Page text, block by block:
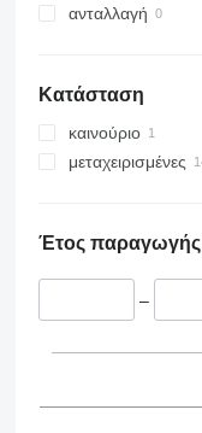
ανταλλαγή
Κατάσταση
καινούριο
μεταχειρισμένες
Έτος παραγωγής
–